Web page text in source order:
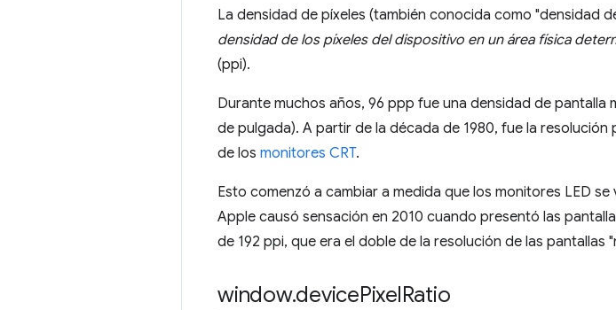
La densidad de píxeles (también conocida como "densidad
densidad de los píxeles del dispositivo en un área física
(ppi).
Durante muchos años, 96 ppp fue una densidad de pantalla
de pulgada). A partir de la década de 1980, fue la
de los monitores CRT.
Esto comenzó a cambiar a medida que los monitores LED
Apple causó sensación en 2010 cuando presentó las
de 192 ppi, que era el doble de la resolución de las pantallas
window.devicePixelRatio